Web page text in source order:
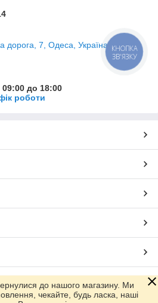
дорога, 7, Одеса, Україна
до 18:00
роботи
до нашого магазину. Ми
чекайте, будь ласка, наші
КНОПКА
ЗВ'ЯЗКУ